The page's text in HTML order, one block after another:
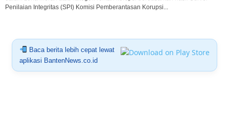
Penilaian Integritas (SPI) Komisi Pemberantasan Korupsi...
Baca berita lebih cepat lewat
aplikasi BantenNews.co.id